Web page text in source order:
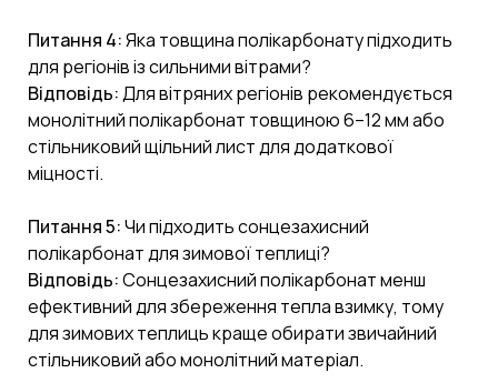
Питання 4:Яка товщина полікарбонату підходить
для регіонів із сильними вітрами?
Відповідь:Для вітряних регіонів рекомендується
монолітний полікарбонат товщиною 6–12 мм або
стільниковий щільний лист для додаткової
міцності.
Питання 5:Чи підходить сонцезахисний
полікарбонат для зимової теплиці?
Відповідь:Сонцезахисний полікарбонат менш
ефективний для збереження тепла взимку, тому
для зимових теплиць краще обирати звичайний
стільниковий або монолітний матеріал.